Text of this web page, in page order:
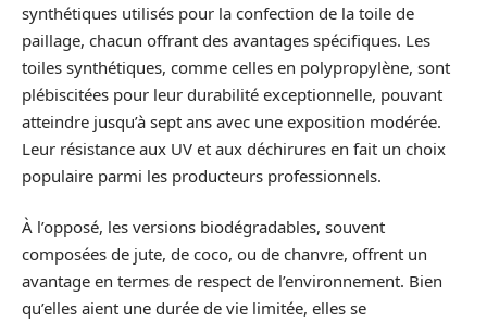
synthétiques utilisés pour la confection de la toile de
paillage, chacun offrant des avantages spécifiques. Les
toiles synthétiques, comme celles en polypropylène, sont
plébiscitées pour leur durabilité exceptionnelle, pouvant
atteindre jusqu’à sept ans avec une exposition modérée.
Leur résistance aux UV et aux déchirures en fait un choix
populaire parmi les producteurs professionnels.
À l’opposé, les versions biodégradables, souvent
composées de jute, de coco, ou de chanvre, offrent un
avantage en termes de respect de l’environnement. Bien
qu’elles aient une durée de vie limitée, elles se